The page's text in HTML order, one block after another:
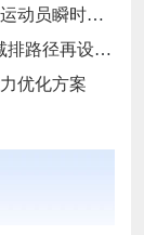
2026世界杯场地草坪根系层微结构衰退对运动员瞬时抓地力的非线性耦合效应解析
“碳迹溯源与零碳重构：2026世界杯场馆减排路径再设计”
优化方案